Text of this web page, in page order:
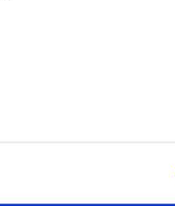
genealogica inizia con i
informazioni
Attraverso il Digital
l'intero percorso
seconda mano e lotta al